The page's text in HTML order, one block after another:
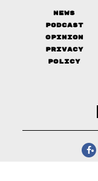
News
Podcast
Opinion
Privacy
Policy